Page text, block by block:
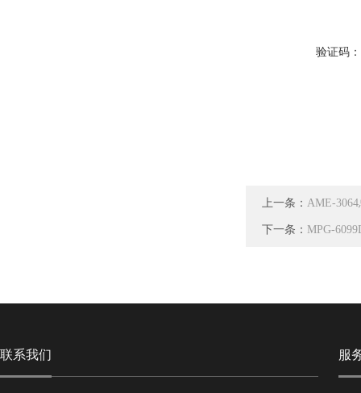
验证码：
上一条： AME-
下一条： MPG-
联系我们 服